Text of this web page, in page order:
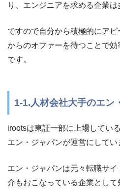
り、エンジニアを求める企業は
ですので自分から積極的にア
からのオファーを待つことで
です。
1-1.人材会社大手のエン
irootsは東証一部に上場してい
エン・ジャパンが運営にしてい
エン・ジャパンは元々転職サ
介もおこなっている企業として